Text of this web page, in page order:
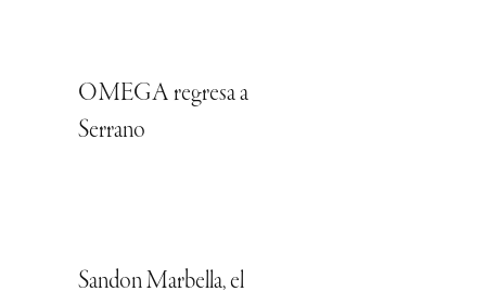
OMEGA regresa a
Serrano
Sandon Marbella, el